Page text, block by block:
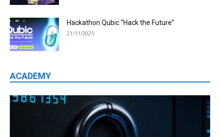
Hackathon Qubic “Hack the Future”
21/11/2025
ACADEMY